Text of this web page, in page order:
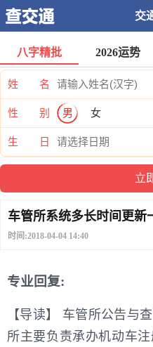
交
八字精批 2026运势
姓 名
性 别 男 女
生 日
车管所系统多长时间更新
时间:2018-04-04 14:40
专业回复:
【导读】 车管所公告与
所主要负责承办机动车